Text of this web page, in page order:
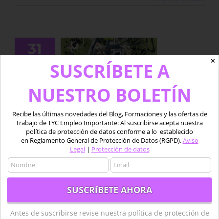
31
medir
Cómo medir distancias en 3D
con Pix4D
PorAlberto Holguín Asensio | enero 31st, 2018 | BLOG | Sin
Pix4D es un software especializado en el
tratamiento de imágenes adquiridas mediante
dron que permite realizar diferentes tipos de
trabajos de topografía y cartografía con un elevado
nivel de precisión y control del proceso. […]
✕
SUSCRÍBETE A
NUESTRO BOLETÍN
Recibe las últimas novedades del Blog, Formaciones y las ofertas de
trabajo de TYC Empleo Importante: Al suscribirse acepta nuestra
política de protección de datos conforme a lo establecido
en Reglamento General de Protección de Datos (RGPD).Aviso
Legal| Protección de datos
Antes de suscribirse revise nuestra política de protección de